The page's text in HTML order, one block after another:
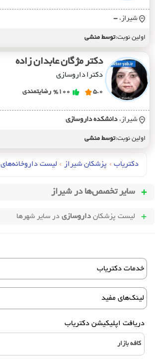
شیراز، -
اولین نوبت:توسط منشی
دکتر مژگان عابدان زاده
دکترا داروسازی
5.0
%100 رضایتمندی
شیراز، دانشکده داروسازي
اولین نوبت:توسط منشی
دکتریاب › پزشکان شیراز › لیست داروخانه‌های
سایر تخصص‌ها در شیراز
لیست پزشکان داروسازی در سایر شهرها
خدمات دکتریاب
لینک‌های مفید
دریافت اپلیکیشن دکتریاب
کافه بازار